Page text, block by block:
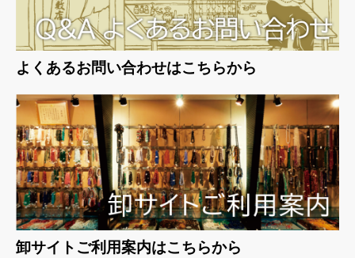
よくあるお問い合わせはこちらから
卸サイトご利用案内はこちらから